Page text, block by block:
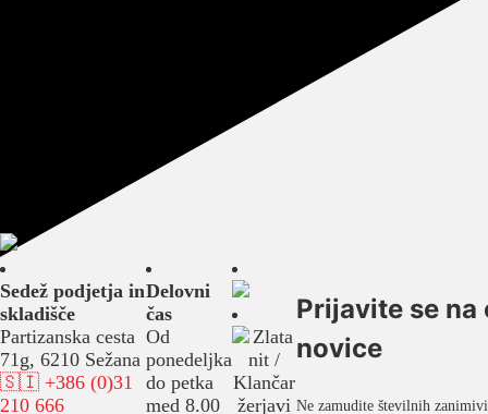
Sedež podjetja in
skladišče
Partizanska cesta
71g, 6210 Sežana
🇸🇮 +386 (0)31
210 666
Delovni
čas
Od
ponedeljka
do petka
med 8.00
Prijavite se na
novice
Ne zamudite številnih